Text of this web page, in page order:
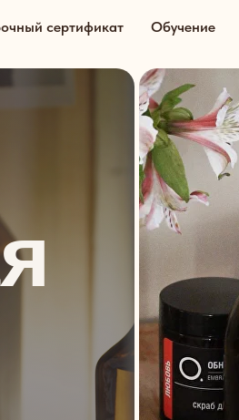
сертификат Обучение